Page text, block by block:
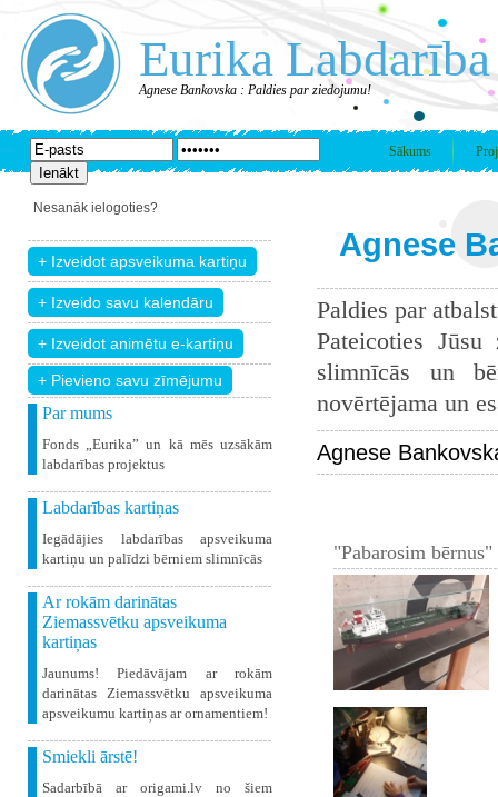
Eurika Labdarība
Agnese Bankovska : Paldies par ziedojumu!
Sākums
Nesanāk ielogoties?
+ Pievieno savu zīmējumu
Par mums
Fonds „Eurika” un kā mēs uzsākām
labdarības projektus
Labdarības kartiņas
Iegādājies labdarības apsveikuma
kartiņu un palīdzi bērniem slimnīcās
Ar rokām darinātas
Ziemassvētku apsveikuma
kartiņas
Jaunums! Piedāvājam ar rokām
darinātas Ziemassvētku apsveikuma
apsveikumu kartiņas ar ornamentiem!
Smiekli ārstē!
Sadarbībā ar origami.lv no šiem
Agnese
Paldies par
Pateicoties
slimnīcās un
novērtējama un
Agnese
"Pabarosim